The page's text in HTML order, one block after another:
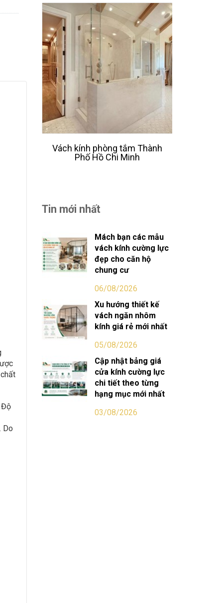
Độ
Do
Vách kính phòng tắm Thành
Phố Hồ Chi Minh
Tin mới nhất
Mách bạn các mẫu
vách kính cường lực
đẹp cho căn hộ
chung cư
06/08/2026
Xu hướng thiết kế
vách ngăn nhôm
kính giá rẻ mới nhất
05/08/2026
Cập nhật bảng giá
cửa kính cường lực
chi tiết theo từng
hạng mục mới nhất
03/08/2026